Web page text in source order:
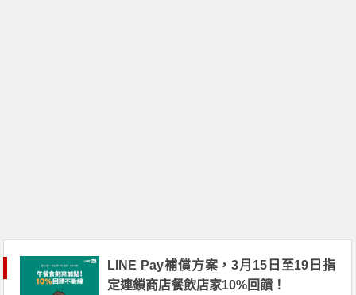
LINE Pay補償方案，3月15日至19日指
定連鎖商店餐飲店家10%回饋！